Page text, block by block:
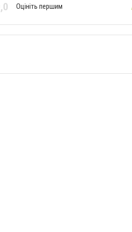
Оцініть першим